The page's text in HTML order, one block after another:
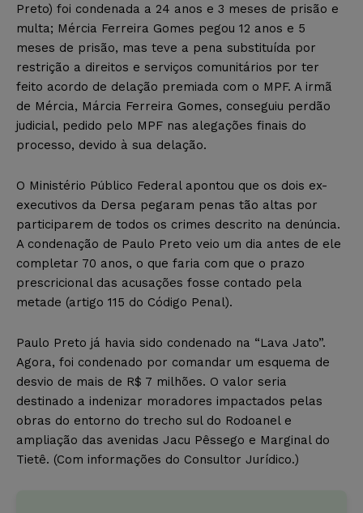
Preto) foi condenada a 24 anos e 3 meses de prisão e
multa; Mércia Ferreira Gomes pegou 12 anos e 5
meses de prisão, mas teve a pena substituída por
restrição a direitos e serviços comunitários por ter
feito acordo de delação premiada com o MPF. A irmã
de Mércia, Márcia Ferreira Gomes, conseguiu perdão
judicial, pedido pelo MPF nas alegações finais do
processo, devido à sua delação.
O Ministério Público Federal apontou que os dois ex-
executivos da Dersa pegaram penas tão altas por
participarem de todos os crimes descrito na denúncia.
A condenação de Paulo Preto veio um dia antes de ele
completar 70 anos, o que faria com que o prazo
prescricional das acusações fosse contado pela
metade (artigo 115 do Código Penal).
Paulo Preto já havia sido condenado na “Lava Jato”.
Agora, foi condenado por comandar um esquema de
desvio de mais de R$ 7 milhões. O valor seria
destinado a indenizar moradores impactados pelas
obras do entorno do trecho sul do Rodoanel e
ampliação das avenidas Jacu Pêssego e Marginal do
Tietê. (Com informações do Consultor Jurídico.)